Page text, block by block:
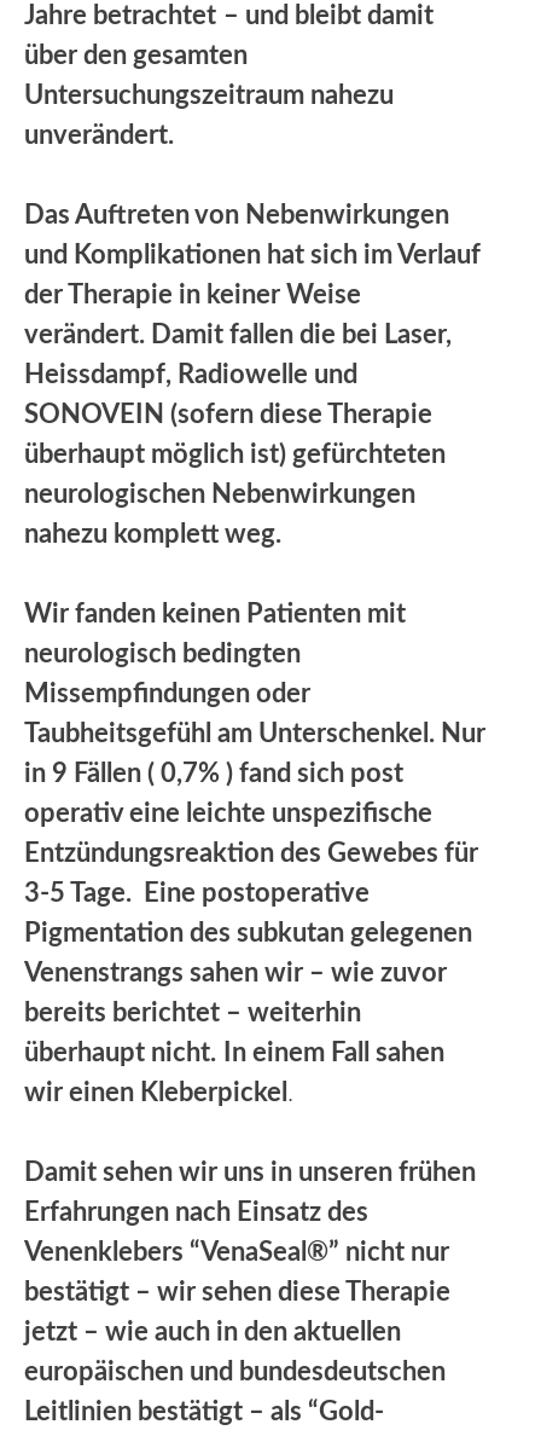
Jahre betrachtet – und bleibt damit
über den gesamten
Untersuchungszeitraum nahezu
unverändert.
Das Auftreten von Nebenwirkungen
und Komplikationen hat sich im Verlauf
der Therapie in keiner Weise
verändert. Damit fallen die bei Laser,
Heissdampf, Radiowelle und
SONOVEIN (sofern diese Therapie
überhaupt möglich ist) gefürchteten
neurologischen Nebenwirkungen
nahezu komplett weg.
Wir fanden keinen Patienten mit
neurologisch bedingten
Missempfindungen oder
Taubheitsgefühl am Unterschenkel. Nur
in 9 Fällen ( 0,7% ) fand sich post
operativ eine leichte unspezifische
Entzündungsreaktion des Gewebes für
3-5 Tage. Eine postoperative
Pigmentation des subkutan gelegenen
Venenstrangs sahen wir – wie zuvor
bereits berichtet – weiterhin
überhaupt nicht.
In einem Fall sahen
wir einen Kleberpickel .
Damit sehen wir uns in unseren frühen
Erfahrungen nach Einsatz des
Venenklebers “VenaSeal®” nicht nur
bestätigt – wir sehen diese Therapie
jetzt – wie auch in den aktuellen
europäischen und bundesdeutschen
Leitlinien bestätigt – als “Gold-